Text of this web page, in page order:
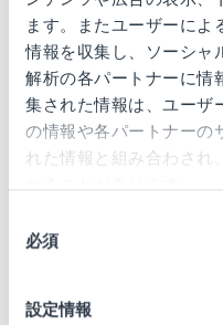
ます。またユーザーによ
情報を収集し、ソーシャ
解析の各パートナーに情
集された情報は、ユーザ
の情報や各パートナーの
れた情報と組み合わされ
必須
設定情報
けてチェック
ポイントシス
テムズ社を採
用
Read More →